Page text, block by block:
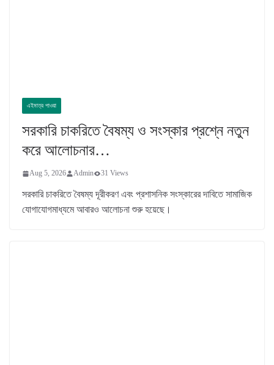
এইমাত্র পাওয়া
সরকারি চাকরিতে বৈষম্য ও সংস্কার প্রশ্নে নতুন
করে আলোচনার…
Aug 5, 2026 Admin 31 Views
সরকারি চাকরিতে বৈষম্য দূরীকরণ এবং প্রশাসনিক সংস্কারের দাবিতে সামাজিক
যোগাযোগমাধ্যমে আবারও আলোচনা শুরু হয়েছে।